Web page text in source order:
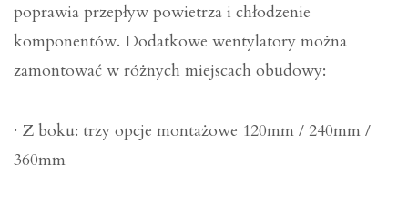
poprawia przepływ powietrza i chłodzenie
komponentów. Dodatkowe wentylatory można
zamontować w różnych miejscach obudowy:
· Z boku: trzy opcje montażowe 120mm / 240mm /
360mm